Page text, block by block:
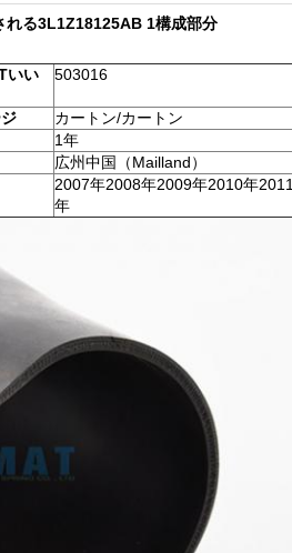
れる3L1Z18125AB 1構成部分
いい
503016
カートン/カートン
1年
広州中国（Mailland）
2007年2008年2009年2010年2011
年